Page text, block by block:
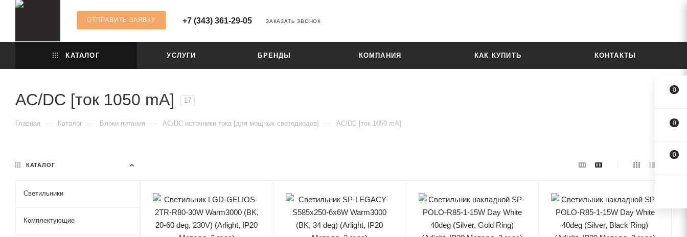
ОТПРАВИТЬ ЗАЯВКУ +7 (343) 361-29-05 ЗАКАЗАТЬ ЗВОНОК
КАТАЛОГ УСЛУГИ БРЕНДЫ КОМПАНИЯ КАК КУПИТЬ КОНТАКТЫ
AC/DC [ток 1050 mA] 17
Главная — Каталог — Блоки питания — AC/DC источники тока [для мощных светодиодов] — AC/DC [ток 1050 mA]
КАТАЛОГ
Светильники
Комплектующие
0
0
0